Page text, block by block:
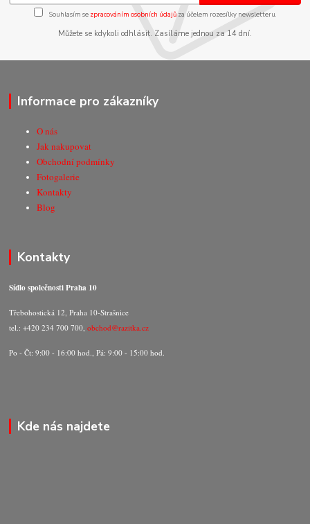
Souhlasím se zpracováním osobních údajůza účelem rozesílky newsletteru.
Můžete se kdykoli odhlásit. Zasíláme jednou za 14 dní.
Informace pro zákazníky
O nás
Jak nakupovat
Obchodní podmínky
Fotogalerie
Kontakty
Blog
Kontakty
Sídlo společnosti Praha 10
Třebohostická 12, Praha 10-Strašnice
tel.: +420 234 700 700,obchod@razitka.cz
Po - Čt: 9:00 - 16:00 hod., Pá: 9:00 - 15:00 hod.
Kde nás najdete